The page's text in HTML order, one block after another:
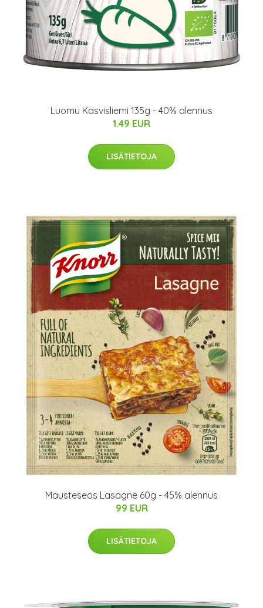
Luomu Kasvisliemi 135g - 40% alennus
1.49 EUR
LISÄTIETOJA
Mausteseos Lasagne 60g - 45% alennus
99 EUR
LISÄTIETOJA